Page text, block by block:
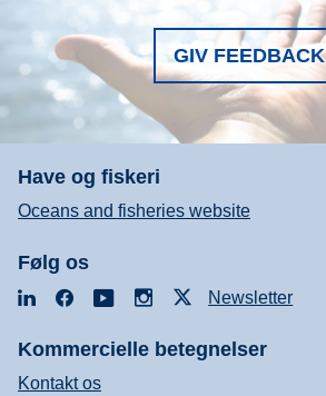
GIV FEEDBACK
Have og fiskeri
Oceans and fisheries website
Følg os
LinkedInFacebookYouTubeInstagramNewsletter
Kommercielle betegnelser
Kontakt os